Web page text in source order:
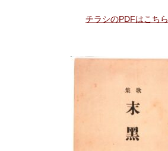
チラシのPDFはこちら